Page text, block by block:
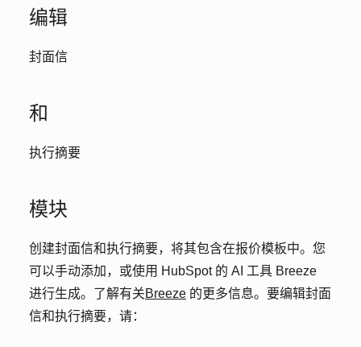
编辑
封面信
和
执行摘要
模块
创建封面信和执行摘要，将其包含在报价模板中。您
可以手动添加，或使用 HubSpot 的 AI 工具 Breeze
进行生成。了解有关Breeze 的更多信息。要编辑封面
信和执行摘要，请：